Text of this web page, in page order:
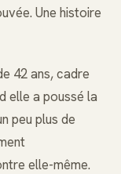
Une histoire
42 ans, cadre
elle a poussé la
peu plus de
elle-même.